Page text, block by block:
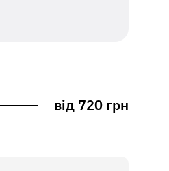
від 720 грн